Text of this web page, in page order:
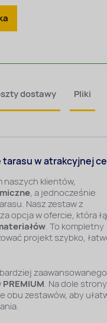
dostawy Pliki
w atrakcyjnej
naszych klientów,
, a jednocześnie
Nasz zestaw z
opcja w ofercie, która
. To kompletny
projekt szybko,
zaawansowanego
PREMIUM. Na dole strony
obu zestawów, aby